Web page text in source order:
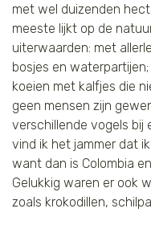
met wel duizenden
meeste lijkt op de
uiterwaarden: met
bosjes en
koeien met kalfjes die
geen mensen zijn
verschillende vogels bij
vind ik het jammer dat
want dan is Colombia
Gelukkig waren er ook
zoals krokodillen,